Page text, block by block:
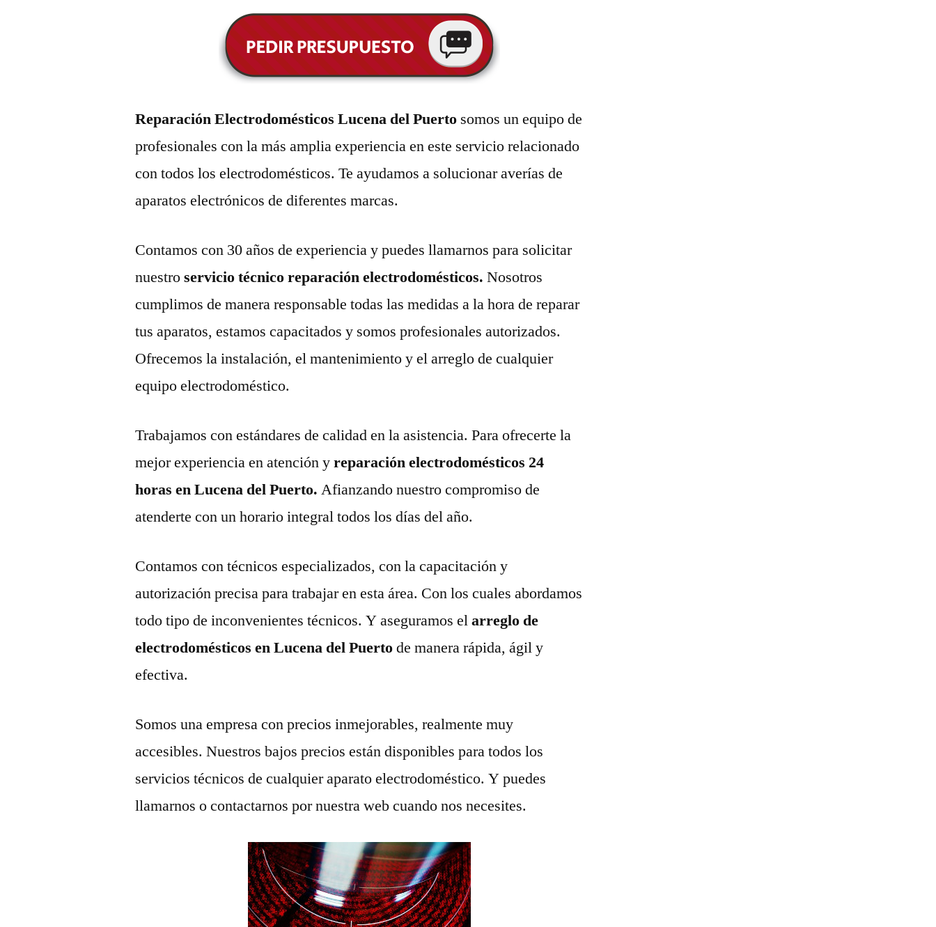
Reparación Electrodomésticos Lucena del Puerto somos un equipo de
profesionales con la más amplia experiencia en este servicio relacionado
con todos los electrodomésticos. Te ayudamos a solucionar averías de
aparatos electrónicos de diferentes marcas.
Contamos con 30 años de experiencia y puedes llamarnos para solicitar
nuestroservicio técnico reparación electrodomésticos.Nosotros
cumplimos de manera responsable todas las medidas a la hora de reparar
tus aparatos, estamos capacitados y somos profesionales autorizados.
Ofrecemos la instalación, el mantenimiento y el arreglo de cualquier
equipo electrodoméstico.
Trabajamos con estándares de calidad en la asistencia. Para ofrecerte la
mejor experiencia en atención yreparación electrodomésticos 24
horas en Lucena del Puerto.Afianzando nuestro compromiso de
atenderte con un horario integral todos los días del año.
Contamos con técnicos especializados, con la capacitación y
autorización precisa para trabajar en esta área. Con los cuales abordamos
todo tipo de inconvenientes técnicos. Y aseguramos elarreglo de
electrodomésticos en Lucena del Puertode manera rápida, ágil y
efectiva.
Somos una empresa con precios inmejorables, realmente muy
accesibles. Nuestros bajos precios están disponibles para todos los
servicios técnicos de cualquier aparato electrodoméstico. Y puedes
llamarnos o contactarnos por nuestra web cuando nos necesites.